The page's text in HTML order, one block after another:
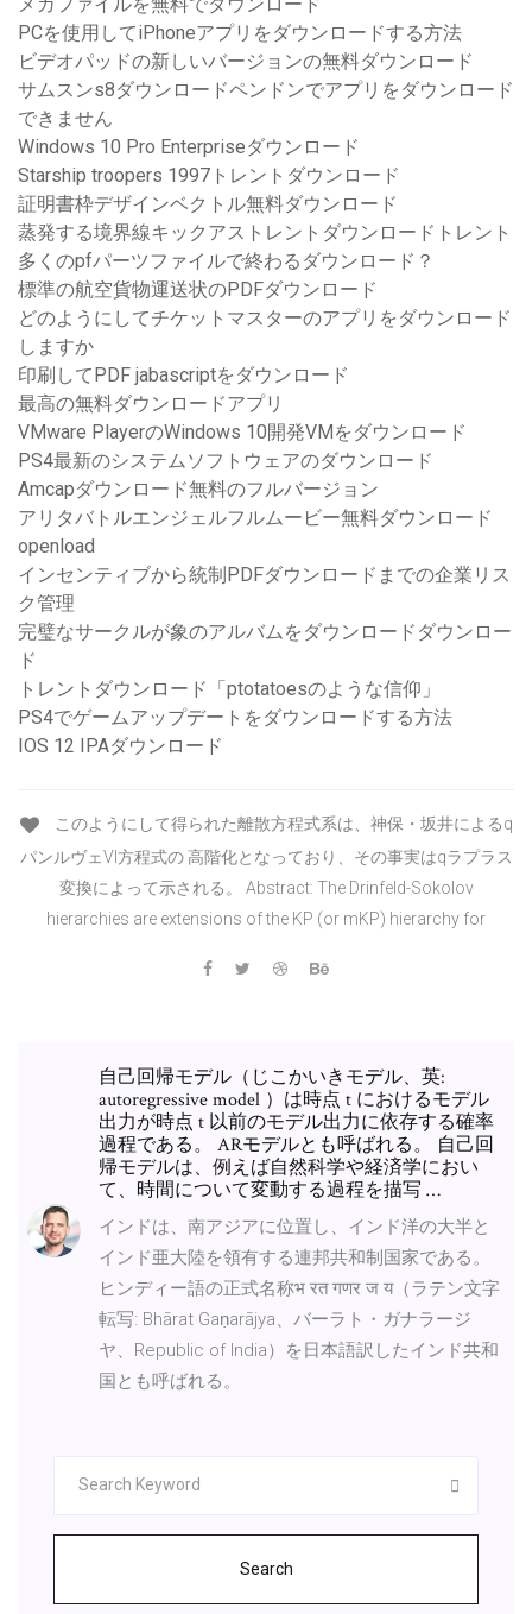
メガファイルを無料でダウンロード
PCを使用してiPhoneアプリをダウンロードする方法
ビデオパッドの新しいバージョンの無料ダウンロード
サムスンs8ダウンロードペンドンでアプリをダウンロード
できません
Windows 10 Pro Enterpriseダウンロード
Starship troopers 1997トレントダウンロード
証明書枠デザインベクトル無料ダウンロード
蒸発する境界線キックアストレントダウンロードトレント
多くのpfパーツファイルで終わるダウンロード？
標準の航空貨物運送状のPDFダウンロード
どのようにしてチケットマスターのアプリをダウンロード
しますか
印刷してPDF jabascriptをダウンロード
最高の無料ダウンロードアプリ
VMware PlayerのWindows 10開発VMをダウンロード
PS4最新のシステムソフトウェアのダウンロード
Amcapダウンロード無料のフルバージョン
アリタバトルエンジェルフルムービー無料ダウンロード
openload
インセンティブから統制PDFダウンロードまでの企業リス
ク管理
完璧なサークルが象のアルバムをダウンロードダウンロー
ド
トレントダウンロード「ptotatoesのような信仰」
PS4でゲームアップデートをダウンロードする方法
IOS 12 IPAダウンロード
このようにして得られた離散方程式系は、神保・坂井によるq
パンルヴェVI方程式の 高階化となっており、その事実はqラプラス
変換によって示される。 Abstract: The Drinfeld-Sokolov
hierarchies are extensions of the KP (or mKP) hierarchy for
自己回帰モデル（じこかいきモデル、英:
autoregressive model ）は時点 t におけるモデル
出力が時点 t 以前のモデル出力に依存する確率
過程である。 ARモデルとも呼ばれる。 自己回
帰モデルは、例えば自然科学や経済学におい
て、時間について変動する過程を描写 …
インドは、南アジアに位置し、インド洋の大半と
インド亜大陸を領有する連邦共和制国家である。
ヒンディー語の正式名称भ रत गणर ज य（ラテン文字
転写: Bhārat Gaṇarājya、バーラト・ガナラージ
ヤ、Republic of India）を日本語訳したインド共和
国とも呼ばれる。
Search